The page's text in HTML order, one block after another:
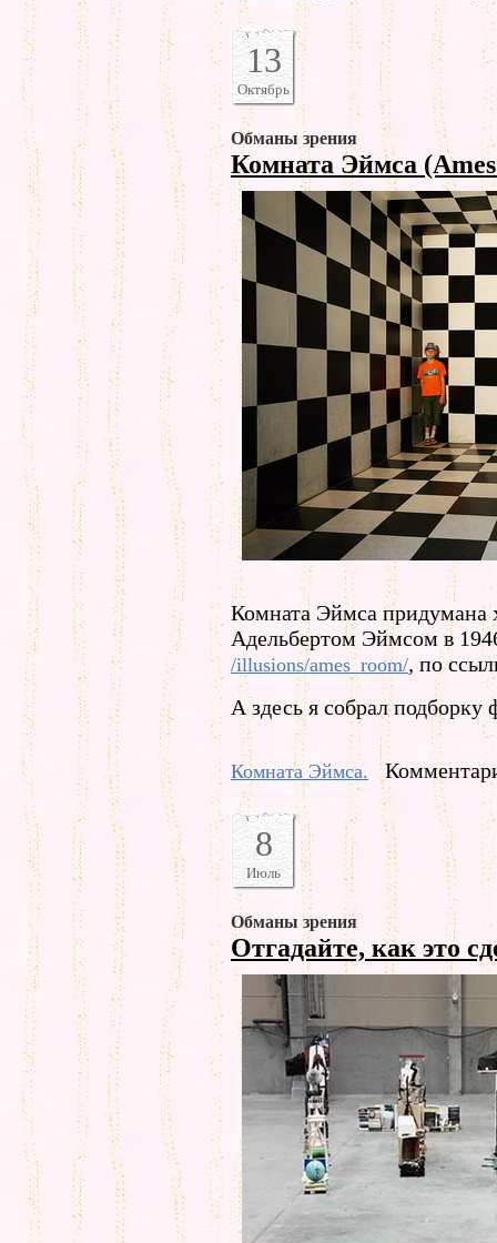
13
Октябрь
Обманы зрения
Комната Эймса
Комната Эймса придумана
Адельбертом Эймсом в
/illusions/ames_room/, по
А здесь я собрал
Комната Эймса.
8
Июль
Обманы зрения
Отгадайте, как это